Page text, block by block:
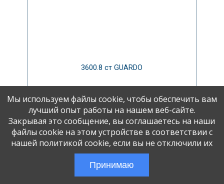
3600.8 ст GUARDO
2 390 РУБ.
КУПИТЬ
КУПИТЬ В РАССРОЧКУ
Мы используем файлы cookie, чтобы обеспечить вам
лучший опыт работы на нашем веб-сайте.
Закрывая это сообщение, вы соглашаетесь на наши
файлы cookie на этом устройстве в соответствии с
нашей политикой cookie, если вы не отключили их
Принимаю